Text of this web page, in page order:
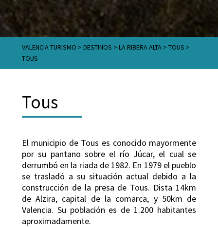
VALENCIA TURISMO > DESTINOS > LA RIBERA ALTA> TOUS >
TOUS
Tous
El municipio de Tous es conocido mayormente
por su pantano sobre el río Júcar, el cual se
derrumbó en la riada de 1982. En 1979 el pueblo
se trasladó a su situación actual debido a la
construcción de la presa de Tous. Dista 14km
de Alzira, capital de la comarca, y 50km de
Valencia. Su población es de 1.200 habitantes
aproximadamente.